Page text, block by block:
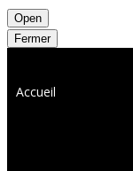
Open
Fermer
Accueil